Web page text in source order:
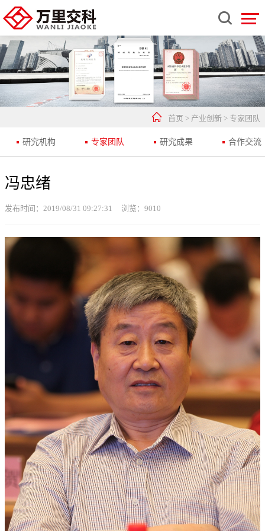

 首页 > 产业创新 > 专家团队
研究机构 专家团队 研究成果 合作交流
冯忠绪
发布时间：2019/08/31 09:27:31 浏览： 9010